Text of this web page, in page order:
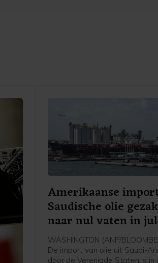
Amerikaanse
Saudische olie
naar nul vaten in
WASHINGTON (ANP/
De import van olie uit Saudi-
door de Verenigde Staten is in